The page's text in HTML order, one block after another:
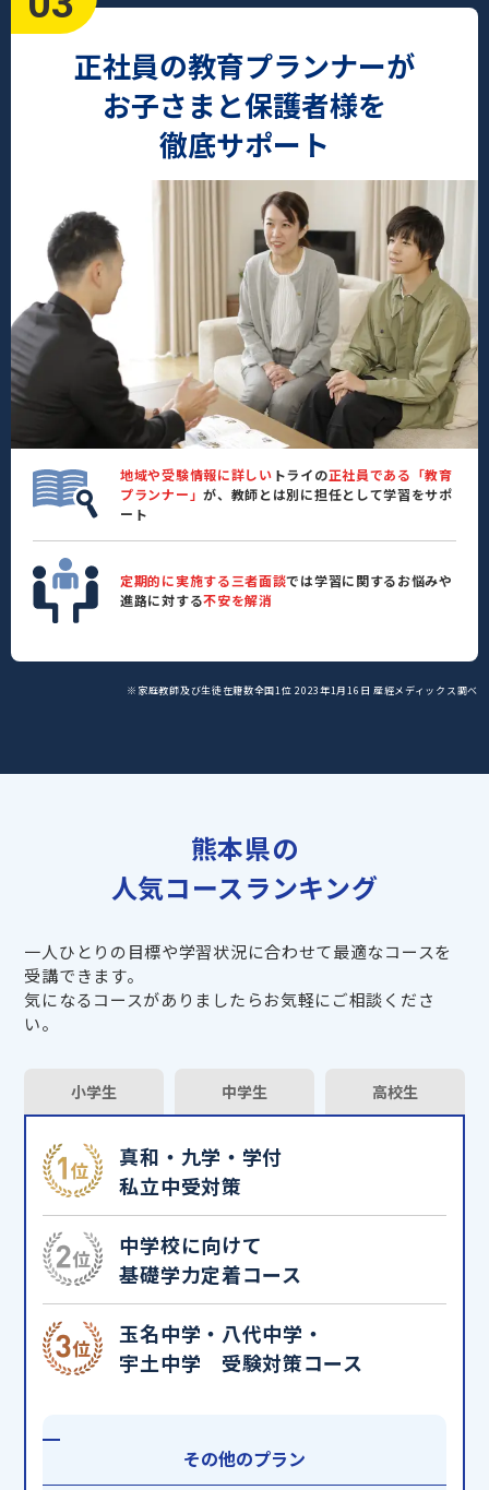
正社員の教育プランナーが
お子さまと保護者様を
徹底サポート
地域や受験情報に詳しい トライの正社員である「教育
プランナー」が、教師とは別に担任として学習をサポ
ート
定期的に実施する三者面談では学習に関するお悩みや
進路に対する不安を解消
※家庭教師及び生徒在籍数全国1位 2023年1月16日 産經メディックス調べ
熊本県の
人気コースランキング
一人ひとりの目標や学習状況に合わせて最適なコースを
受講できます。
気になるコースがありましたらお気軽にご相談くださ
い。
小学生 中学生 高校生
真和・九学・学付
私立中受対策
中学校に向けて
基礎学力定着コース
玉名中学・八代中学・
宇土中学 受験対策コース
その他のプラン